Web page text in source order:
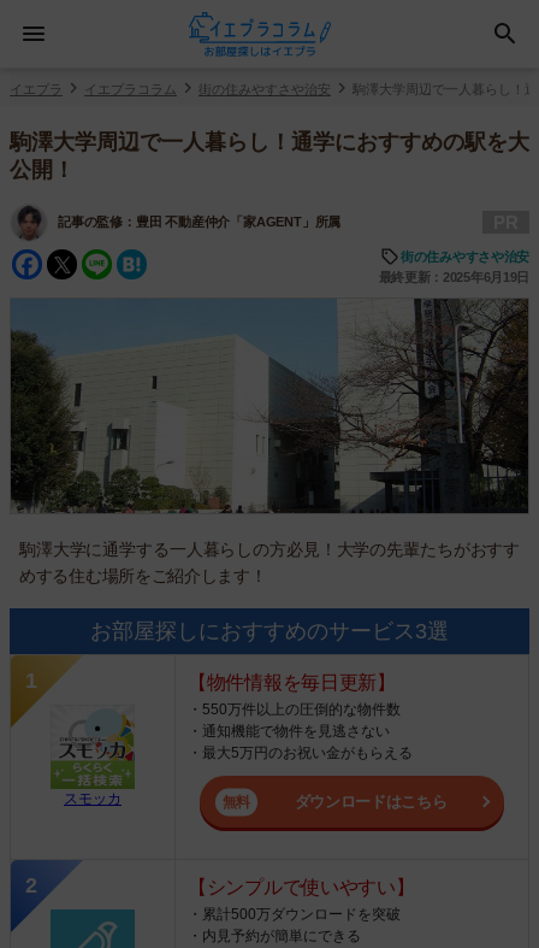
イエプラ イエプラコラム 街の住みやすさや治安 駒澤大学周辺で一人暮らし！
駒澤大学周辺で一人暮らし！通学におすすめの駅を大
公開！
記事の監修： 豊田 不動産仲介「家AGENT」所属
Facebook
Twitter
Line
街の住みやすさや治安
最終更新：2025年6月19日
駒澤大学に通学する一人暮らしの方必見！大学の先輩たちがおすす
めする住む場所をご紹介します！
お部屋探しにおすすめのサービス3選
スモッカ
【物件情報を毎日更新】
・550万件以上の圧倒的な物件数
・通知機能で物件を見逃さない
・最大5万円のお祝い金がもらえる
ダウンロードはこちら
【シンプルで使いやすい】
・累計500万ダウンロードを突破
・内見予約が簡単にできる